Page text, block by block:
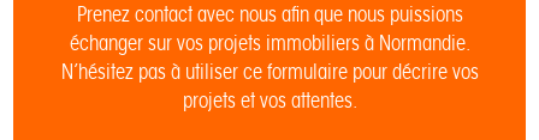
Prenez contact avec nous afin que nous puissions
échanger sur vos projets immobiliers à Normandie.
N’hésitez pas à utiliser ce formulaire pour décrire vos
projets et vos attentes.